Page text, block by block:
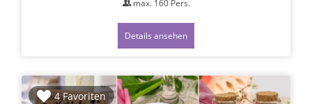
max. 160Pers.
Details ansehen
4 Favoriten